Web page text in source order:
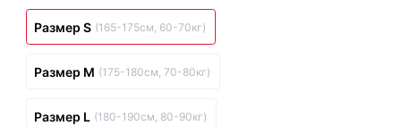
Размер S (165-175см, 60-70кг)
Размер M (175-180см, 70-80кг)
Размер L (180-190см, 80-90кг)